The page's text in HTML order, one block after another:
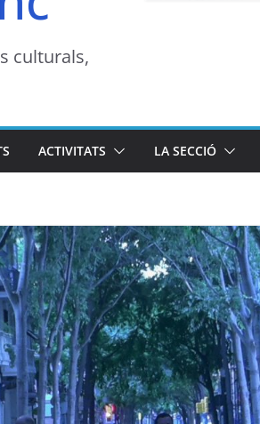
culturals,
ACTIVITATS LA SECCIÓ